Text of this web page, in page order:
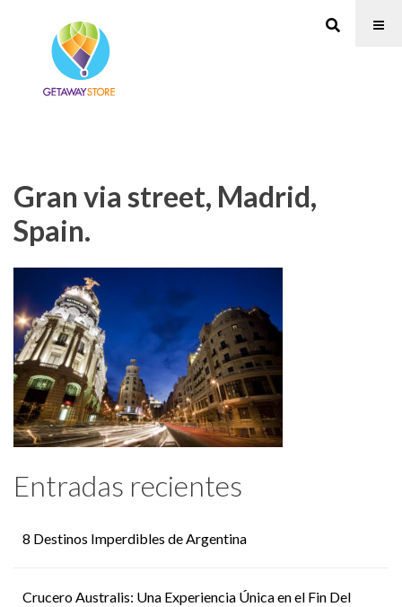
Gran via street, Madrid,
Spain.
Entradas recientes
8 Destinos Imperdibles de Argentina
Crucero Australis: Una Experiencia Única en el Fin Del